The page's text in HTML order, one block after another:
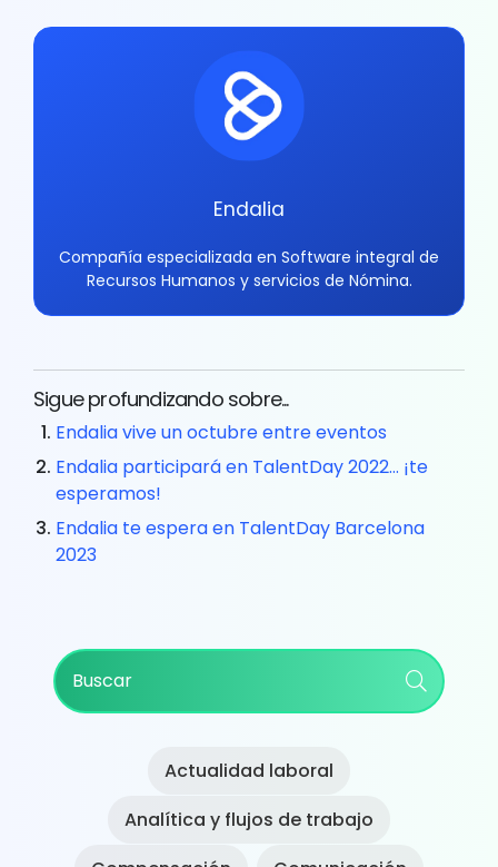
Endalia
Compañía especializada en Software integral de
Recursos Humanos y servicios de Nómina.
Sigue profundizando sobre...
Endalia vive un octubre entre eventos
Endalia participará en TalentDay 2022… ¡te
esperamos!
Endalia te espera en TalentDay Barcelona
2023
Primary
Sidebar
Actualidad laboral
Analítica y flujos de trabajo